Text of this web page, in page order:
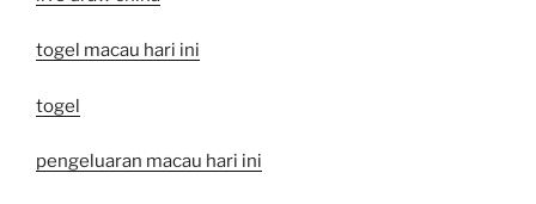
togel macau hari ini
togel
pengeluaran macau hari ini